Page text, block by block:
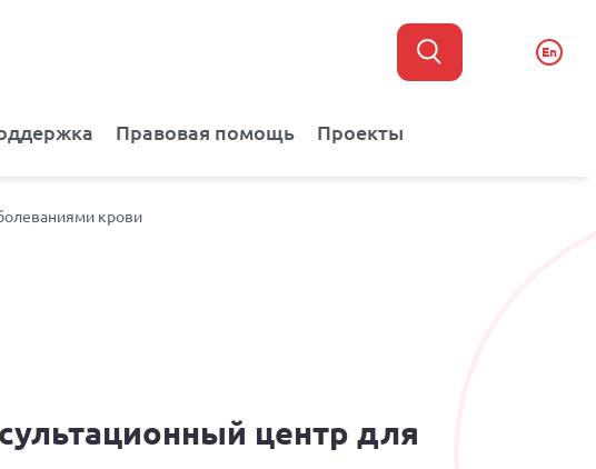
En
Правовая помощь Проекты
крови
центр для